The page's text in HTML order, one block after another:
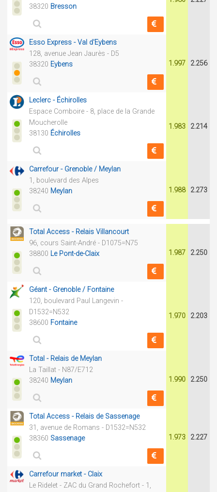
38320 Bresson
Esso Express - Val d'Eybens
128, avenue Jean Jaurès - D5
38320 Eybens 1.997 2.256
Leclerc - Échirolles
Espace Comboire - 8, place de la Grande
Moucherolle
38130 Échirolles
1.983 2.214
Carrefour - Grenoble / Meylan
1, boulevard des Alpes
38240 Meylan 1.988 2.273
Total Access - Relais Villancourt
96, cours Saint-André - D1075=N75
38800 Le Pont-de-Claix 1.987 2.250
Géant - Grenoble / Fontaine
120, boulevard Paul Langevin -
D1532=N532
38600 Fontaine
1.970 2.203
Total - Relais de Meylan
La Taillat - N87/E712
38240 Meylan 1.990 2.250
Total Access - Relais de Sassenage
31, avenue de Romans - D1532=N532
38360 Sassenage 1.973 2.227
Carrefour market - Claix
Le Ridelet - ZAC du Grand Rochefort - 1,